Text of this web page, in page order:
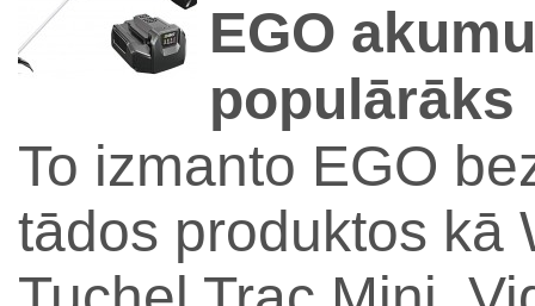
EGO
populārāks
To izmanto EGO
tādos produktos kā